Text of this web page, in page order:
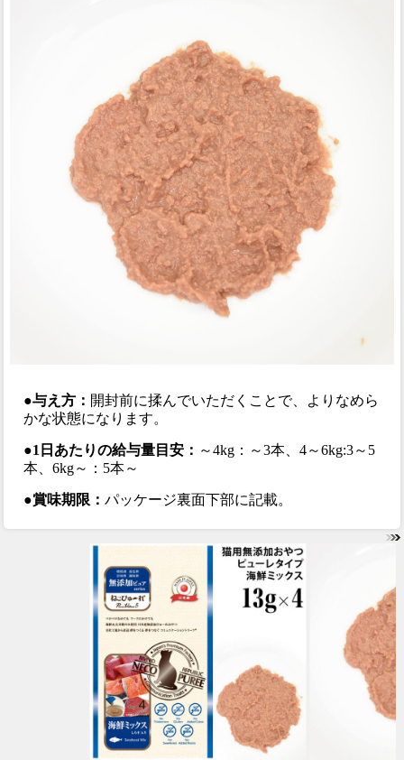
●与え方： 開封前に揉んでいただくことで、よりなめら
かな状態になります。
●1日あたりの給与量目安： ～4kg：～3本、4～6kg:3～5
本、6kg～：5本～
●賞味期限：パッケージ裏面下部に記載。